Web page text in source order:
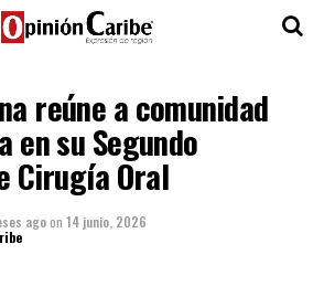
reúne a comunidad
en su Segundo
Cirugía Oral
agoon 14 junio, 2026